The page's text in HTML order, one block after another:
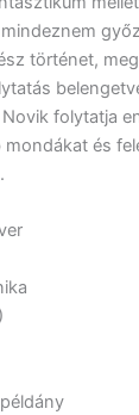
történet,
folytatja
és